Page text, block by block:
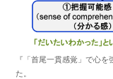
『「首尾一貫感覚」で心
た。